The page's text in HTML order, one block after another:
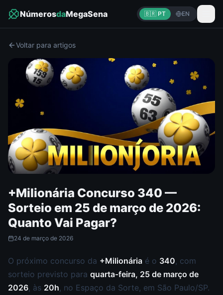
NúmerosdaMegaSena 🇧🇷 PT EN
Voltar para artigos
+Milionária Concurso 340 —
Sorteio em 25 de março de 2026:
Quanto Vai Pagar?
24 de março de 2026
O próximo concurso da +Milionária é o 340, com
sorteio previsto para quarta-feira, 25 de março de
2026, às 20h, no Espaço da Sorte, em São Paulo/SP.